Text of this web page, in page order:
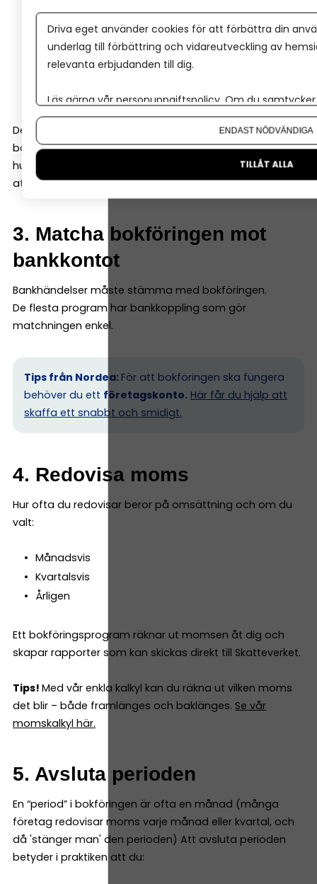
Vad som hänt
Belopp
Datum
Underlag
Det är mycket enklare än det låter –
bokföringsprogrammet läser av underlaget och föreslår
hur det ska bokföras. Ditt jobb är oftast att godkänna
att allt se ok ut!
3. Matcha bokföringen mot
bankkontot
Bankhändelser måste stämma med bokföringen.
De flesta program har bankkoppling som gör
matchningen enkel.
Tips från Nordea: För att bokföringen ska fungera
behöver du ett företagskonto. Här får du hjälp att
skaffa ett snabbt och smidigt.
4. Redovisa moms
Hur ofta du redovisar beror på omsättning och om du
valt:
Månadsvis
Kvartalsvis
Årligen
Ett bokföringsprogram räknar ut momsen åt dig och
skapar rapporter som kan skickas direkt till Skatteverket.
Tips! Med vår enkla kalkyl kan du räkna ut vilken moms
det blir – både framlänges och baklänges. Se vår
momskalkyl här.
5. Avsluta perioden
En “period” i bokföringen är ofta en månad (många
företag redovisar moms varje månad eller kvartal, och
då 'stänger man' den perioden) Att avsluta perioden
betyder i praktiken att du:
Driva eget använder cookies för att förbättra din
underlag till förbättring och vidareutveckling av
relevanta erbjudanden till dig.
Läs gärna vår personuppgiftspolicy. Om du
Om du vill ändra ditt val i efterhand hittar du den
ENDAST NÖDVÄNDIGA
TILLÅT ALLA